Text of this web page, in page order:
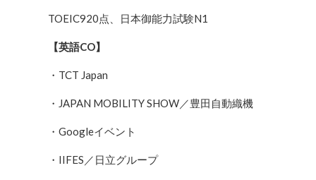
TOEIC920点、日本御能力試験N1
【英語CO】
・TCT Japan
・JAPAN MOBILITY SHOW／豊田自動織機
・Googleイベント
・IIFES／日立グループ